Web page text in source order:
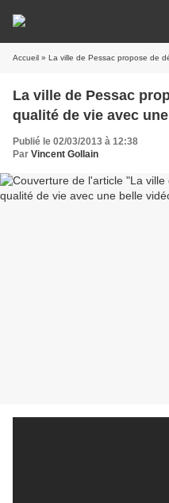
Accueil » La ville de Pessac propose de
La ville de Pessac
qualité de vie avec
Publié le 02/03/2013 à 12:38
Par Vincent Gollain